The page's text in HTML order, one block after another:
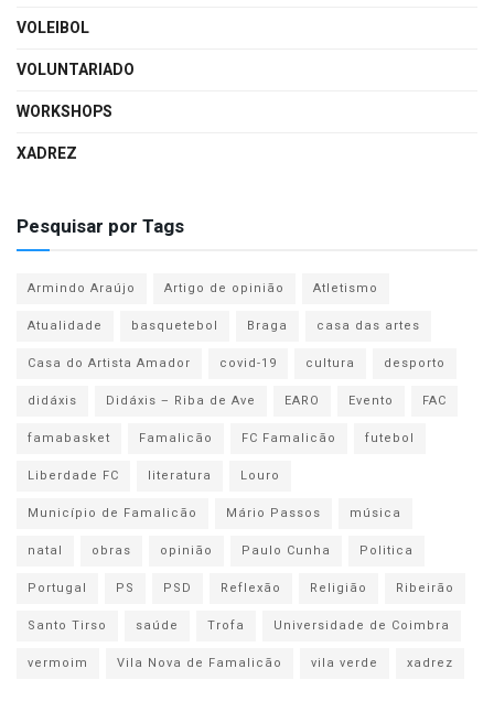
VOLEIBOL
VOLUNTARIADO
WORKSHOPS
XADREZ
Pesquisar por Tags
Armindo Araújo Artigo de opinião
Atletismo
Atualidade
basquetebol Braga
casa das artes
Casa do Artista Amador
covid-19 cultura
desporto
didáxis
Didáxis – Riba de Ave EARO Evento
FAC
famabasket
Famalicão FC Famalicão
futebol
Liberdade FC
literatura
Louro
Município de Famalicão
Mário Passos
música
natal
obras opinião Paulo Cunha
Politica
Portugal
PS PSD Reflexão Religião
Ribeirão
Santo Tirso
saúde Trofa
Universidade de Coimbra
vermoim
Vila Nova de Famalicão vila verde xadrez